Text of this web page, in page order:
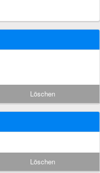
Löschen
Löschen